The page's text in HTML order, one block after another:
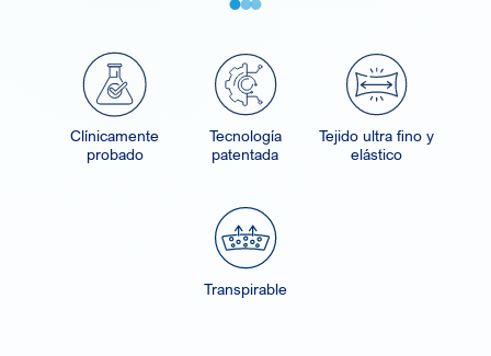
Clínicamente
probado
Tecnología
patentada
Tejido ultra fino y
elástico
Transpirable